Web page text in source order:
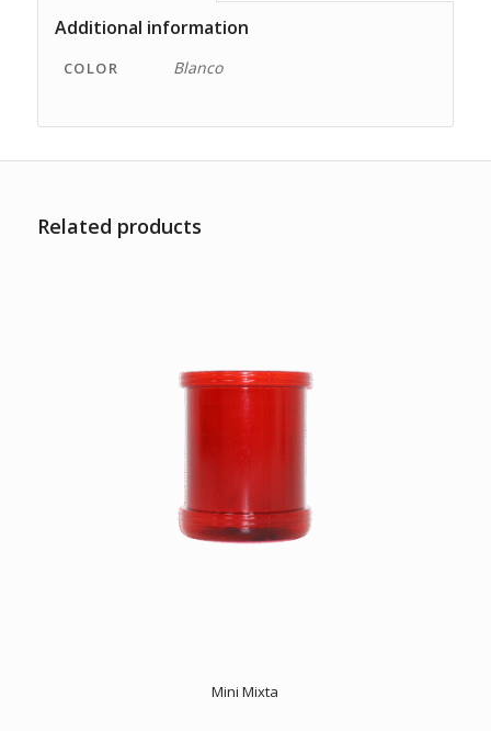
Additional information
COLOR Blanco
Related products
Mini Mixta